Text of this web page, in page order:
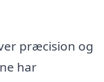
præcision og
har